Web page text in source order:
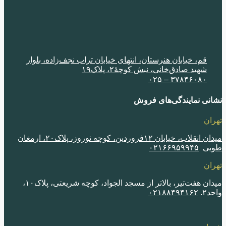
قم، خیابان هنرستان، انتهای خیابان تراب نجف‌زاده، بلوار
شهید صادق‌خانی، نبش کوچۀ٢، پلاک١٩
٣٧٨۴۶٠٨٠ – ٠٢۵
نمایندگی‌های فروش
میدان انقلاب، خیابان ١٢فروردین، کوچه نوروز، پلاک٢٠، ارمغان
٠٢١۶۶٩۵٩٩۴۵
میدان هفت‌تیر، بالاتر از مسجد الجواد، کوچه شریعتی، پلاک١٠،
٠٢١٨٨۴٩۴١۶٢